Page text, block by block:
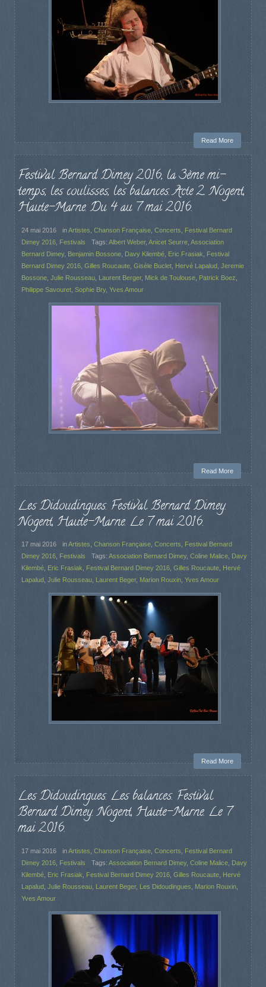
Read More
Festival Bernard Dimey 2016, la 3ème mi-
temps, les coulisses, les balances. Acte 2. Nogent,
Haute-Marne. Du 4 au 7 mai 2016.
24 mai 2016 inArtistes Chanson Française Concerts
Festival Bernard
Dimey 2016 Festivals Tags: Albert Weber, Anicet Seurre Association
Bernard Dimey, Benjamin Bossone Davy Kilembé Eric Frasiak
Festival
Bernard Dimey 2016 Gilles Roucaute Gisèle Buclet Hervé Lapalud Jeremie
Bossone Julie Rousseau Laurent Berger, Mick de Toulouse Patrick Boez
Philippe Savouret Sophie Bry, Yves Amour
Read More
Les Didoudingues. Festival Bernard Dimey.
Nogent, Haute-Marne. Le 7 mai 2016.
17 mai 2016 inArtistes Chanson Française Concerts
Festival Bernard
Dimey 2016 Festivals Tags: Association Bernard Dimey, Coline Malice Davy
Kilembé Eric Frasiak Festival Bernard Dimey 2016 Gilles Roucaute Hervé
Lapalud Julie Rousseau Laurent Beger, Marion Rouxin Yves Amour
Read More
Les Didoudingues. Les balances. Festival
Bernard Dimey. Nogent, Haute-Marne. Le 7
mai 2016.
17 mai 2016 inArtistes Chanson Française Concerts
Festival Bernard
Dimey 2016 Festivals Tags: Association Bernard Dimey, Coline Malice Davy
Kilembé Eric Frasiak Festival Bernard Dimey 2016 Gilles Roucaute Hervé
Lapalud Julie Rousseau Laurent Beger, Les Didoudingues Marion Rouxin
Yves Amour